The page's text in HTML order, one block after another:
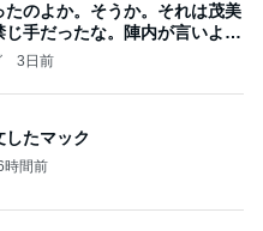
のよか。そうか。それは茂美
手だったな。陣内が言いよる
3日前
たマック
時間前